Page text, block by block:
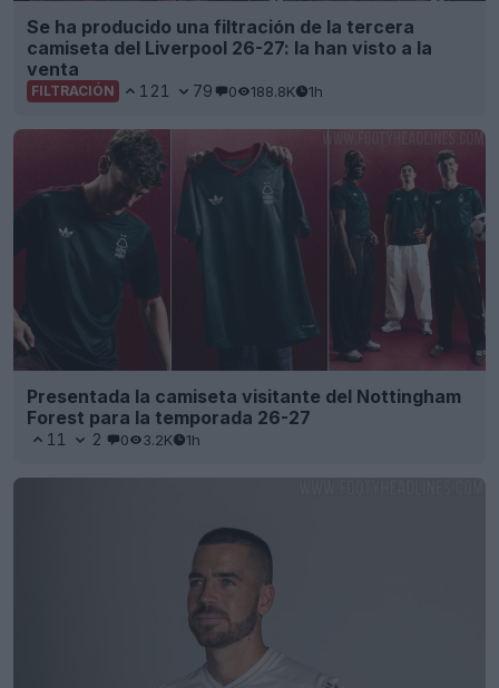
Se ha producido una filtración de la tercera
camiseta del Liverpool 26-27: la han visto a la
venta
FILTRACIÓN 121 79 0 188.8K 1h
Presentada la camiseta visitante del Nottingham
Forest para la temporada 26-27
11 2 0 3.2K 1h